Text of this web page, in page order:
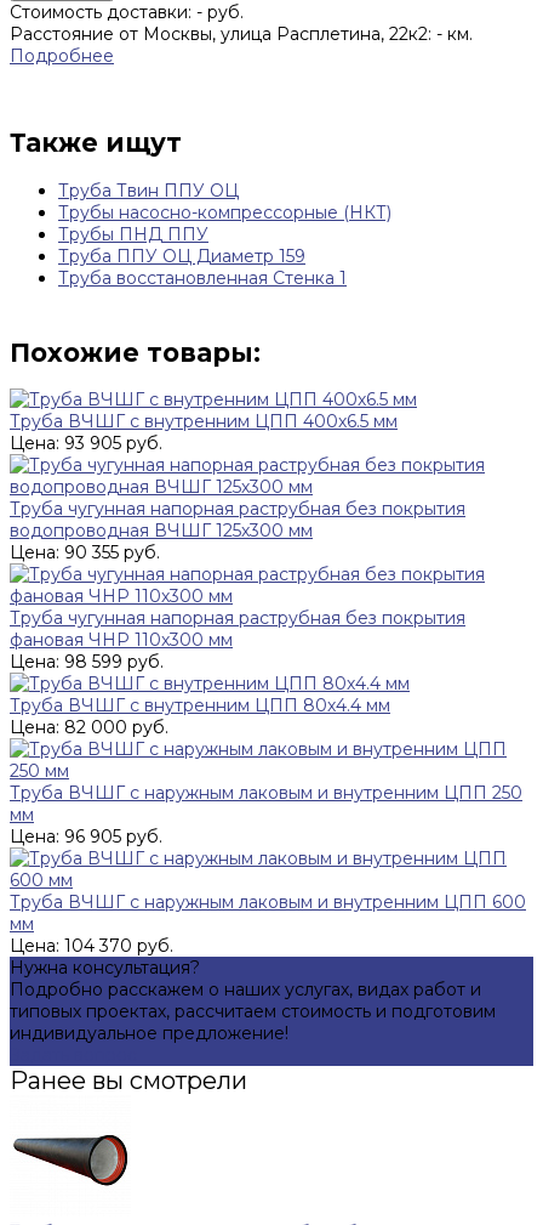
Стоимость доставки: - руб.
Расстояние от Москвы, улица Расплетина, 22к2: - км.
Подробнее
Также ищут
Труба Твин ППУ ОЦ
Трубы насосно-компрессорные (НКТ)
Трубы ПНД ППУ
Труба ППУ ОЦ Диаметр 159
Труба восстановленная Стенка 1
Похожие товары:
Труба ВЧШГ с внутренним ЦПП 400х6.5 мм
Цена: 93 905 руб.
Труба чугунная напорная раструбная без покрытия
водопроводная ВЧШГ 125х300 мм
Цена: 90 355 руб.
Труба чугунная напорная раструбная без покрытия
фановая ЧНР 110х300 мм
Цена: 98 599 руб.
Труба ВЧШГ с внутренним ЦПП 80х4.4 мм
Цена: 82 000 руб.
Труба ВЧШГ с наружным лаковым и внутренним ЦПП 250
мм
Цена: 96 905 руб.
Труба ВЧШГ с наружным лаковым и внутренним ЦПП 600
мм
Цена: 104 370 руб.
Нужна консультация?
Подробно расскажем о наших услугах, видах работ и
типовых проектах, рассчитаем стоимость и подготовим
индивидуальное предложение!
Ранее вы смотрели